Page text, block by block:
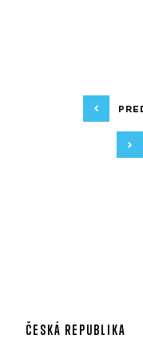
ČESKÁ REPUBLIKA